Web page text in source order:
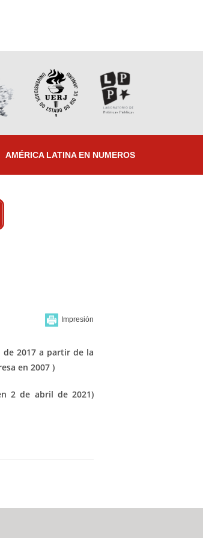
AMÉRICA LATINA EN NUMEROS
de 2017 a partir de la
en 2007 )
2 de abril de 2021)